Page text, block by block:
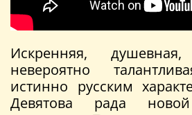
Искренняя,
невероятно
истинно русским
Девятова рада